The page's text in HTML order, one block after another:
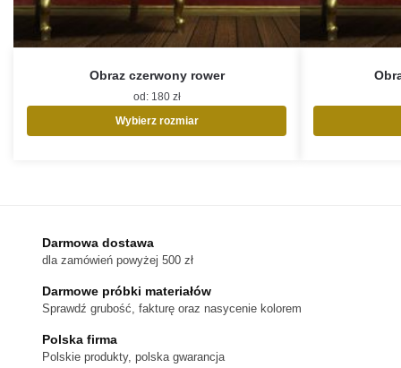
Obraz czerwony rower
od: 180 zł
Wybierz rozmiar
wybrać
stronie
produktu
Darmowa dostawa
dla zamówień powyżej 500 zł
Darmowe próbki materiałów
Sprawdź grubość, fakturę oraz nasycenie kolorem
Polska firma
Polskie produkty, polska gwarancja